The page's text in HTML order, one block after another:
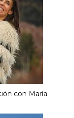
con María